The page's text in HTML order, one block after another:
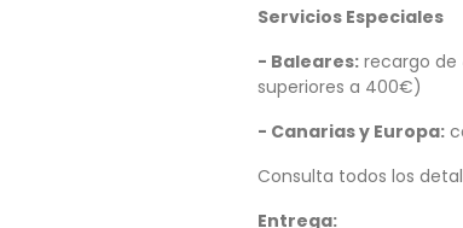
Servicios Especiales
- Baleares: recargo de
superiores a 400€)
- Canarias y Europa:
Consulta todos los
Entrega: